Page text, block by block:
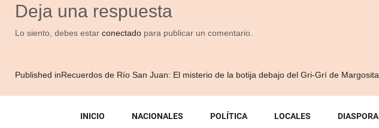
Deja una respuesta
Lo siento, debes estar conectado para publicar un comentario.
Navegación
de
entradas
Published inRecuerdos de Río San Juan: El misterio de la botija debajo del Gri-Grí de Margosita
INICIO NACIONALES POLÍTICA LOCALES DIASPORA